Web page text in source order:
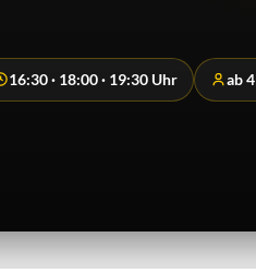
16:30 · 18:00 · 19:30 Uhr ab